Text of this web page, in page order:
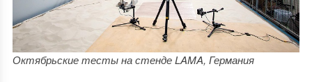
Октябрьские тесты на стенде LAMA, Германия